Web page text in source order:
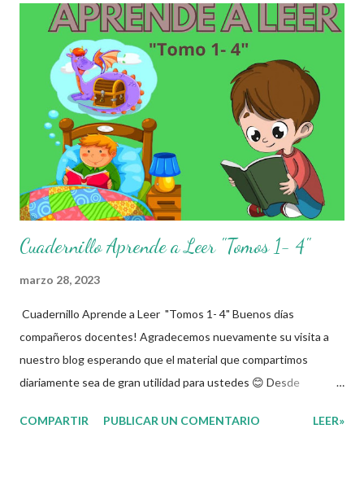
Cuadernillo Aprende a Leer "Tomos 1- 4"
marzo 28, 2023
Cuadernillo Aprende a Leer "Tomos 1- 4" Buenos días
compañeros docentes! Agradecemos nuevamente su visita a
nuestro blog esperando que el material que compartimos
diariamente sea de gran utilidad para ustedes 😊 Desde
hijos, es una de las habilidades más importantes que podemos
COMPARTIR PUBLICAR UN COMENTARIO LEER»